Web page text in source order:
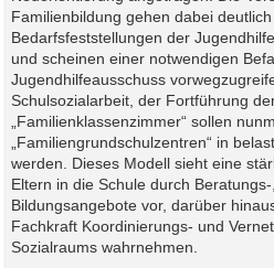
Familienbildung gehen dabei
Bedarfsfeststellungen der
und scheinen einer notwendigen
Jugendhilfeausschuss
Schulsozialarbeit, der Fortführung
„Familienklassenzimmer“ sollen
„Familiengrundschulzentren“ in
werden. Dieses Modell sieht eine
Eltern in die Schule durch
Bildungsangebote vor, darüber
Fachkraft Koordinierungs- und
Sozialraums wahrnehmen.